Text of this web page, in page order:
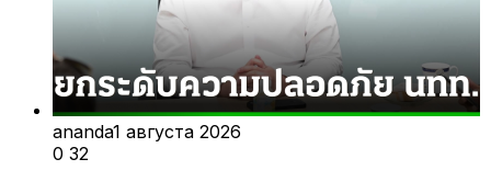
ananda1 августа 2026
0 32